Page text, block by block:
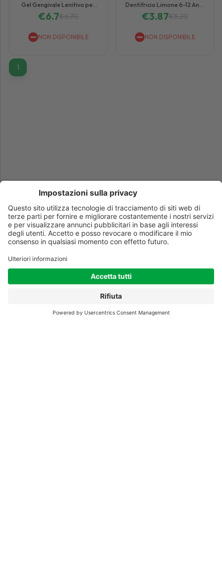
Gel Gengivale Lenitivo per
Bambini e Adulti 15 ml
€6.7€6.70
NON DISPONIBILE
Dentifricio Limone 6-12 Anni
50 ml
€3.87€5.20
NON DISPONIBILE
11